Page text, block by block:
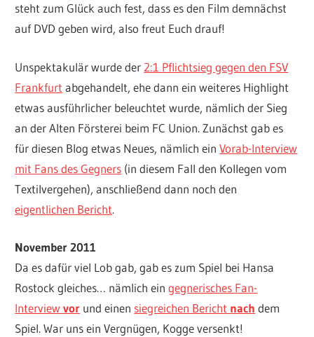
steht zum Glück auch fest, dass es den Film demnächst
auf DVD geben wird, also freut Euch drauf!
Unspektakulär wurde der 2:1 Pflichtsieg gegen den FSV
Frankfurt abgehandelt, ehe dann ein weiteres Highlight
etwas ausführlicher beleuchtet wurde, nämlich der Sieg
an der Alten Försterei beim FC Union. Zunächst gab es
für diesen Blog etwas Neues, nämlich einVorab-Interview
mit Fans des Gegners (in diesem Fall den Kollegen vom
Textilvergehen), anschließend dann noch den
eigentlichen Bericht.
November 2011
Da es dafür viel Lob gab, gab es zum Spiel bei Hansa
Rostock gleiches… nämlich eingegnerisches Fan-
Interviewvor und einen siegreichen Bericht nach dem
Spiel. War uns ein Vergnügen, Kogge versenkt!